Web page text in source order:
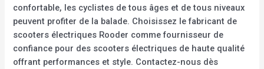
confortable, les cyclistes de tous âges et de tous niveaux
peuvent profiter de la balade. Choisissez le fabricant de
scooters électriques Rooder comme fournisseur de
confiance pour des scooters électriques de haute qualité
offrant performances et style. Contactez-nous dès